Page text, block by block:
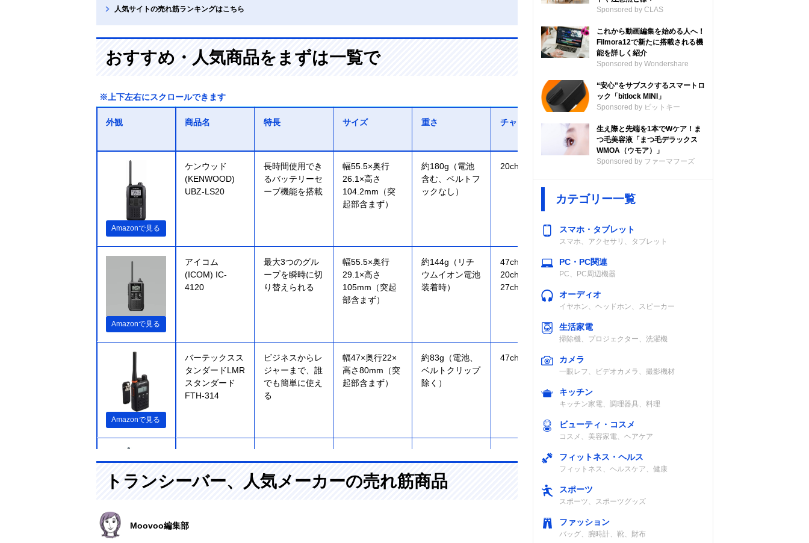
人気サイトの売れ筋ランキングはこちら
おすすめ・人気商品をまずは一覧で
※上下左右にスクロールできます
外観 商品名 特長 サイズ 重さ チャンネル数 電源
能
Amazonで見る
ケンウッド
(KENWOOD)
UBZ-LS20
長時間使用でき
るバッテリーセ
ーブ機能を搭載
幅55.5×奥行
26.1×高さ
104.2mm（突
起部含まず）
約180g（電池
含む、ベルトフ
ックなし）
20ch（交互）
単3形アルカリ
IP54
Amazonで見る
アイコム
(ICOM) IC-
4120
最大3つのグル
ープを瞬時に切
り替えられる
幅55.5×奥行
29.1×高さ
105mm（突起
部含まず）
約144g（リチ
ウムイオン電池
装着時）
47ch（交互
20ch＋中継
27ch）
単3形アルカリ
乾電池×3または
電池BP-258
Amazonで見る
バーテックスス
タンダードLMR
スタンダード
FTH-314
ビジネスからレ
ジャーまで、誰
でも簡単に使え
る
幅47×奥行22×
高さ80mm（突
起部含まず）
約83g（電池、
ベルトクリップ
除く）
47ch
ニッケル水素バ
ッテリーまたは
電池×1
Amazonで見る
(Yaesumusen)
スタンダード
も聞き取りやす
い大音量設計
27.6×高さ
90.5mm（突起
部含まず）
池含む）
20ch（交互）
リチウムイオン
電池パックまた
リ電池×3
トランシーバー、人気メーカーの売れ筋商品
Moovoo編集部
Sponsored by CLAS
これから動画編集を始める人へ！
Filmora12で新たに搭載される機
能を詳しく紹介
Sponsored by Wondershare
“安心”をサブスクするスマートロ
ック「bitlock MINI」
Sponsored by ビットキー
生え際と先端を1本でWケア！ま
つ毛美容液「まつ毛デラックス
WMOA（ウモア）」
Sponsored by ファーマフーズ
カテゴリー一覧
スマホ・タブレット
スマホ、アクセサリ、タブレット
PC・PC関連
PC、PC周辺機器
オーディオ
イヤホン、ヘッドホン、スピーカー
生活家電
掃除機、プロジェクター、洗濯機
カメラ
一眼レフ、ビデオカメラ、撮影機材
キッチン
キッチン家電、調理器具、料理
ビューティ・コスメ
コスメ、美容家電、ヘアケア
フィットネス・ヘルス
フィットネス、ヘルスケア、健康
スポーツ
スポーツ、スポーツグッズ
ファッション
バッグ、腕時計、靴、財布